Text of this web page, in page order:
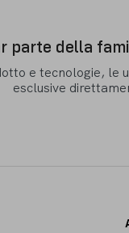
parte della
e tecnologie, le
esclusive